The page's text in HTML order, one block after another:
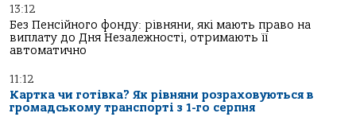
13:12
Без Пенсійного фонду: рівняни, які мають право на
виплату до Дня Незалежності, отримають її
автоматично
11:12
Картка чи готівка? Як рівняни розраховуються в
громадському транспорті з 1-го серпня